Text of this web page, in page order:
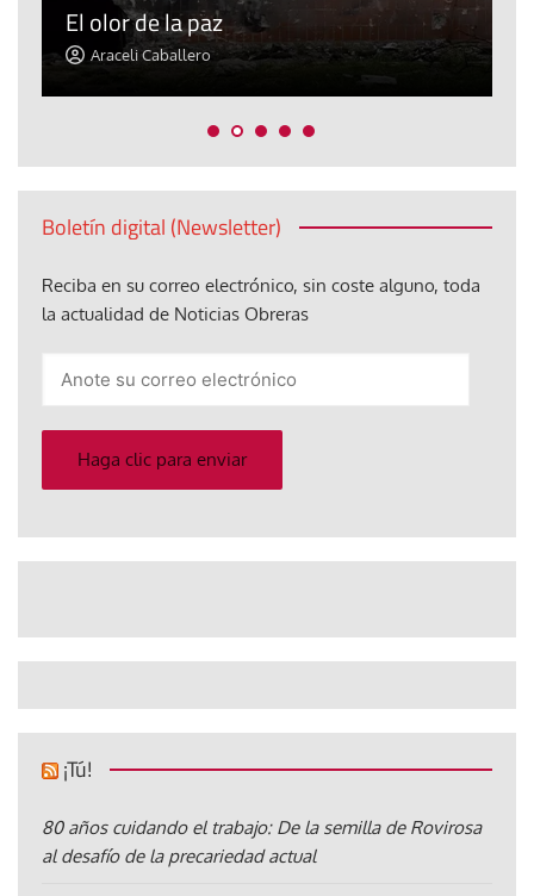
El olor de la paz
Araceli Caballero
Boletín digital (Newsletter)
Reciba en su correo electrónico, sin coste alguno, toda
la actualidad de Noticias Obreras
electrónico
Haga clic para enviar
¡Tú!
80 años cuidando el trabajo: De la semilla de Rovirosa
al desafío de la precariedad actual